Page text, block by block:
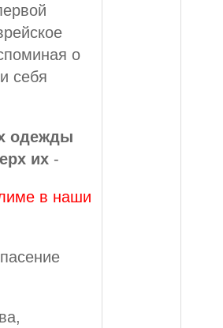
о
себя
одежды
их-
в наши